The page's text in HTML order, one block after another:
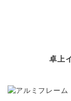
卓上